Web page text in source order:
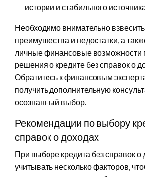
истории и стабильного
Необходимо внимательно
преимущества и недостатки, а
личные финансовые возможности
решения о кредите без справок о
Обратитесь к финансовым
получить дополнительную
осознанный выбор.
Рекомендации по выбору
справок о доходах
При выборе кредита без справок о
учитывать несколько факторов,